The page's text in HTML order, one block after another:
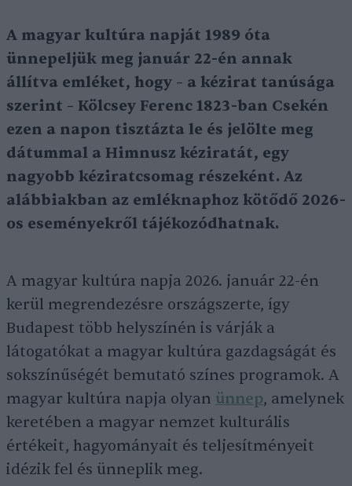
A magyar kultúra napját 1989 óta
ünnepeljük meg január 22-én annak
állítva emléket, hogy – a kézirat tanúsága
szerint – Kölcsey Ferenc 1823-ban Csekén
ezen a napon tisztázta le és jelölte meg
dátummal a Himnusz kéziratát, egy
nagyobb kéziratcsomag részeként. Az
alábbiakban az emléknaphoz kötődő 2026-
os eseményekről tájékozódhatnak.
A magyar kultúra napja 2026. január 22-én
kerül megrendezésre országszerte, így
Budapest több helyszínén is várják a
látogatókat a magyar kultúra gazdagságát és
sokszínűségét bemutató színes programok. A
magyar kultúra napja olyan ünnep, amelynek
keretében a magyar nemzet kulturális
értékeit, hagyományait és teljesítményeit
idézik fel és ünneplik meg.